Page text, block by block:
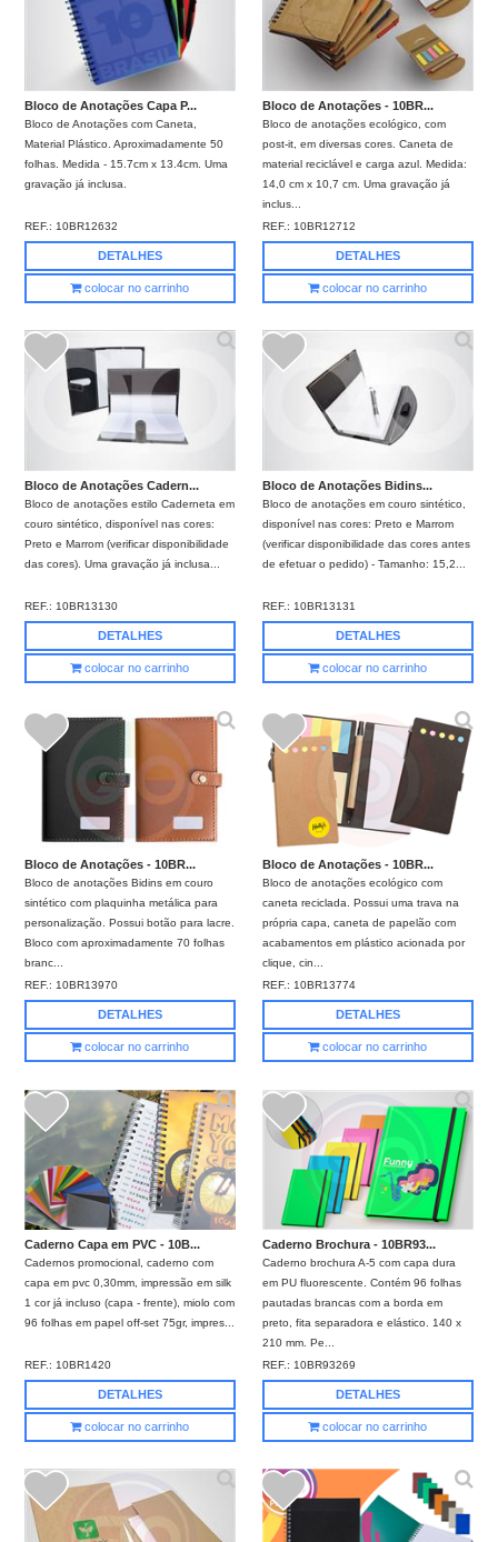
Bloco de Anotações Capa P...
Bloco de Anotações com Caneta,
Material Plástico. Aproximadamente 50
folhas. Medida - 15.7cm x 13.4cm. Uma
gravação já inclusa.
REF.: 10BR12632
DETALHES
colocar no carrinho
Bloco de Anotações - 10BR...
Bloco de anotações ecológico, com
post-it, em diversas cores. Caneta de
material reciclável e carga azul. Medida:
14,0 cm x 10,7 cm. Uma gravação já
inclus...
REF.: 10BR12712
DETALHES
colocar no carrinho
Bloco de Anotações Cadern...
Bloco de anotações estilo Caderneta em
couro sintético, disponível nas cores:
Preto e Marrom (verificar disponibilidade
das cores). Uma gravação já inclusa...
REF.: 10BR13130
DETALHES
colocar no carrinho
Bloco de Anotações Bidins...
Bloco de anotações em couro sintético,
disponível nas cores: Preto e Marrom
(verificar disponibilidade das cores antes
de efetuar o pedido) - Tamanho: 15,2...
REF.: 10BR13131
DETALHES
colocar no carrinho
Bloco de Anotações - 10BR...
Bloco de anotações Bidins em couro
sintético com plaquinha metálica para
personalização. Possui botão para lacre.
Bloco com aproximadamente 70 folhas
branc...
REF.:10BR13970
DETALHES
colocar no carrinho
Bloco de Anotações - 10BR...
Bloco de anotações ecológico com
caneta reciclada. Possui uma trava na
própria capa, caneta de papelão com
acabamentos em plástico acionada por
clique, cin...
REF.:10BR13774
DETALHES
colocar no carrinho
Caderno Capa em PVC - 10B...
Cadernos promocional, caderno com
capa em pvc 0,30mm, impressão em silk
1 cor já incluso (capa - frente), miolo com
96 folhas em papel off-set 75gr, impres...
REF.: 10BR1420
DETALHES
colocar no carrinho
Caderno Brochura - 10BR93...
Caderno brochura A-5 com capa dura
em PU fluorescente. Contém 96 folhas
pautadas brancas com a borda em
preto, fita separadora e elástico. 140 x
210 mm. Pe...
REF.: 10BR93269
DETALHES
colocar no carrinho